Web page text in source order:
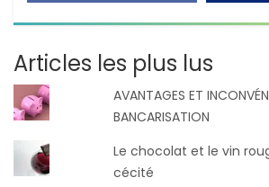
Articles les plus lus
AVANTAGES ET
BANCARISATION
Le chocolat et le vin
cécité